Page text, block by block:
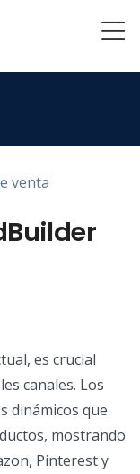
venta
es crucial
canales. Los
dinámicos que
mostrando
Pinterest y